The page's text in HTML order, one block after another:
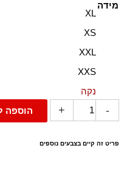
מידה
XL
XS
XXL
XXS
נקה
-
לוגו
+ הוספה
פריט זה קיים בצבעים נוספים